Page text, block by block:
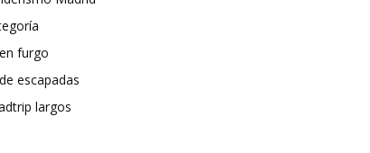
furgo
escapadas
largos